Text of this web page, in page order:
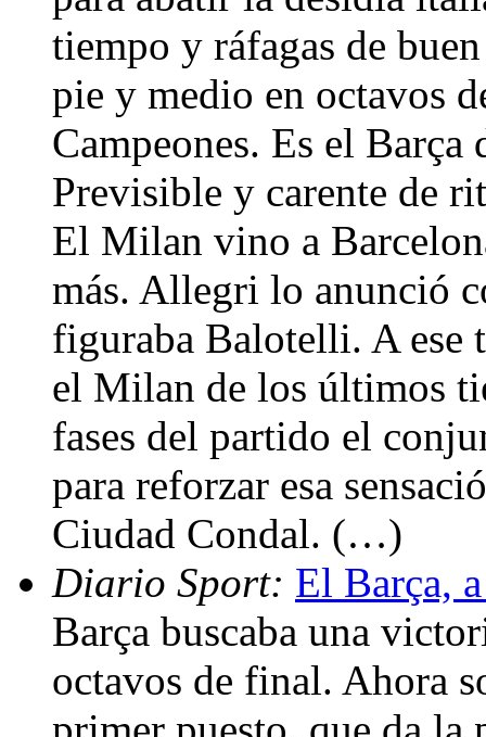
tiempo y ráfagas de
pie y medio en octavos
Campeones. Es el
Previsible y carente de
El Milan vino a
más. Allegri lo anunció
figuraba Balotelli. A ese
el Milan de los últimos
fases del partido el
para reforzar esa
Ciudad Condal. (…)
Diario Sport: El Barça,
Barça buscaba una
octavos de final. Ahora